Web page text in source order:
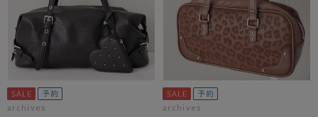
archives archives